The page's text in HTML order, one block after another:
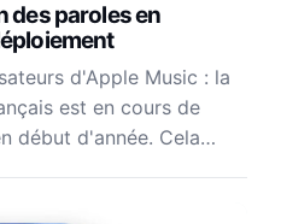
des paroles en
d'Apple Music : la
est en cours de
début d'année. Cela…